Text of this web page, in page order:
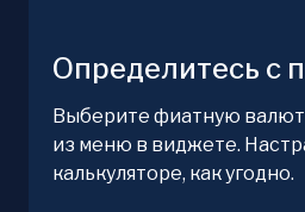
Определитесь с
Выберите фиатную
из меню в виджете.
калькуляторе, как угодно.